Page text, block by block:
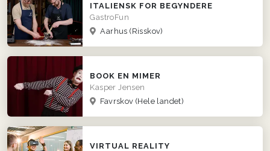
ITALIENSK FOR BEGYNDERE
GastroFun
Aarhus (Risskov)
BOOK EN MIMER
Kasper Jensen
Favrskov (Hele landet)
VIRTUAL REALITY